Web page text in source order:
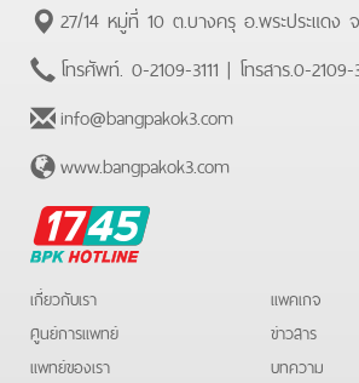
27/14 หมู่ที่ 10 ต.บางครุ อ.พระประแดง
โทรศัพท์. 0-2109-3111 | โทรสาร.0-2109-
info@bangpakok3.com
www.bangpakok3.com
BPK
Hotline
เกี่ยวกับเรา
ศูนย์การแพทย์
แพทย์ของเรา
แพคเกจ
ข่าวสาร
บทความ